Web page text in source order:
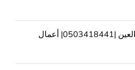
تركيب عشب صناعي العين |0503418441| أعمال